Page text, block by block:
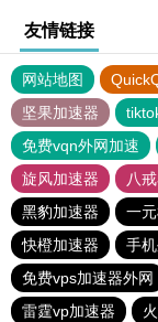
友情链接
网站地图
坚果加速器
免费vqn外网加速
旋风加速器
八
黑豹加速器
一
快橙加速器
手
免费vps加速器外网
雷霆vp加速器